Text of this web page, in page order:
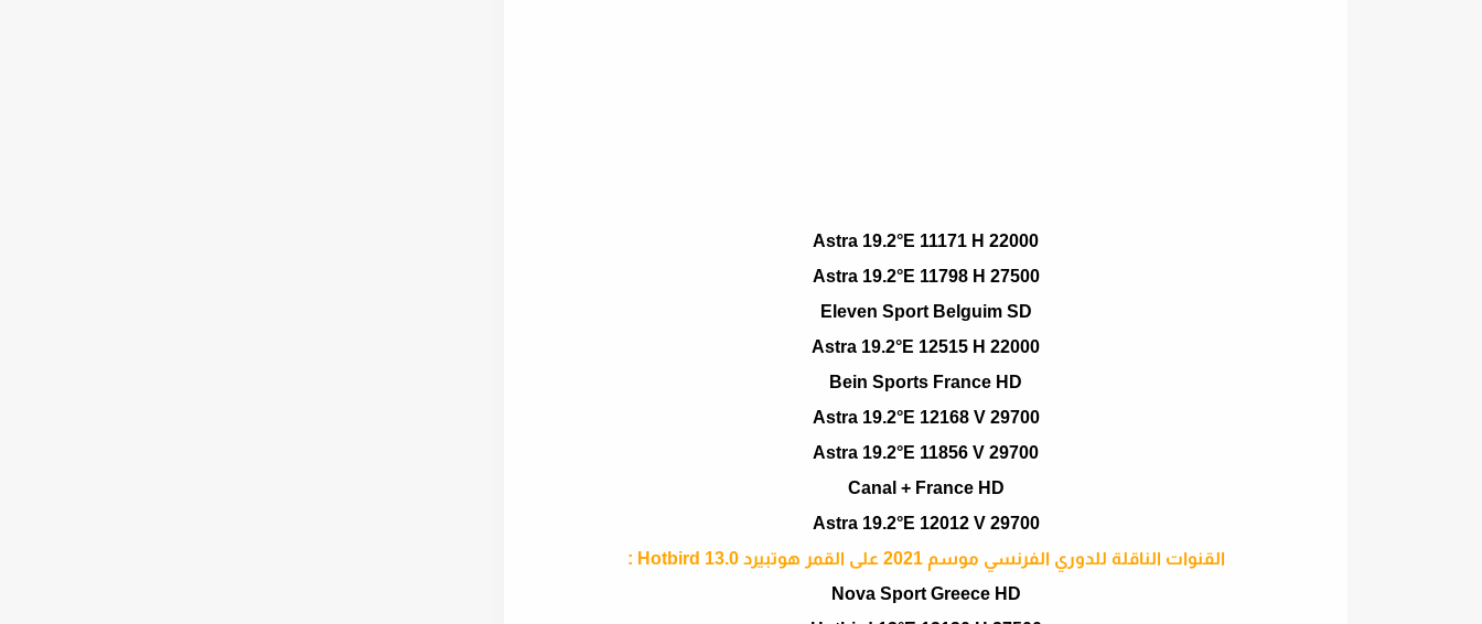
Astra 19.2°E 11171 H 22000
Astra 19.2°E 11798 H 27500
Eleven Sport Belguim SD
Astra 19.2°E 12515 H 22000
Bein Sports France HD
Astra 19.2°E 12168 V 29700
Astra 19.2°E 11856 V 29700
Canal + France HD
Astra 19.2°E 12012 V 29700
القنوات الناقلة للدوري الفرنسي موسم 2021 على القمر هوتبيرد Hotbird 13.0 :
Nova Sport Greece HD